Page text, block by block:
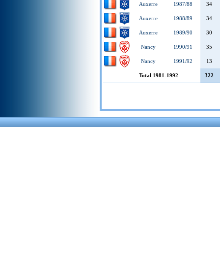
Auxerre 1987/88 34
Auxerre 1988/89 34
Auxerre 1989/90 30
Nancy 1990/91 35
Nancy 1991/92 13
Total 1981-1992 322